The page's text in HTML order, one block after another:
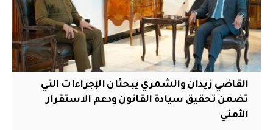
القاضي زيدان والشمري يبحثان الإجراءات التي
تضمن تحقيق سيادة القانون ودعم الاستقرار
الأمني